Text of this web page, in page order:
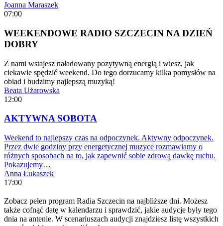
Joanna Maraszek
07:00
WEEKENDOWE RADIO SZCZECIN NA DZIEŃ
DOBRY
Z nami wstajesz naładowany pozytywną energią i wiesz, jak
ciekawie spędzić weekend. Do tego dorzucamy kilka pomysłów na
obiad i budzimy najlepszą muzyką!
Beata Użarowska
12:00
AKTYWNA SOBOTA
Weekend to najlepszy czas na odpoczynek. Aktywny odpoczynek.
Przez dwie godziny przy energetycznej muzyce rozmawiamy o
różnych sposobach na to, jak zapewnić sobie zdrową dawkę ruchu.
Pokazujemy…
Anna Łukaszek
17:00
Zobacz pełen program Radia Szczecin na najbliższe dni. Możesz
także cofnąć datę w kalendarzu i sprawdzić, jakie audycje były tego
dnia na antenie. W scenariuszach audycji znajdziesz listę wszystkich